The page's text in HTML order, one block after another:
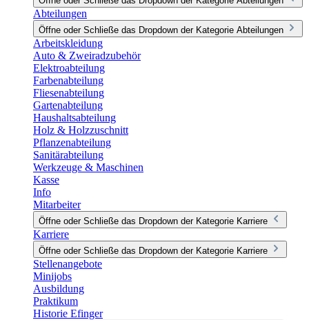
Abteilungen
Öffne oder Schließe das Dropdown der Kategorie Abteilungen
Arbeitskleidung
Auto & Zweiradzubehör
Elektroabteilung
Farbenabteilung
Fliesenabteilung
Gartenabteilung
Haushaltsabteilung
Holz & Holzzuschnitt
Pflanzenabteilung
Sanitärabteilung
Werkzeuge & Maschinen
Kasse
Info
Mitarbeiter
Öffne oder Schließe das Dropdown der Kategorie Karriere
Karriere
Öffne oder Schließe das Dropdown der Kategorie Karriere
Stellenangebote
Minijobs
Ausbildung
Praktikum
Historie Efinger